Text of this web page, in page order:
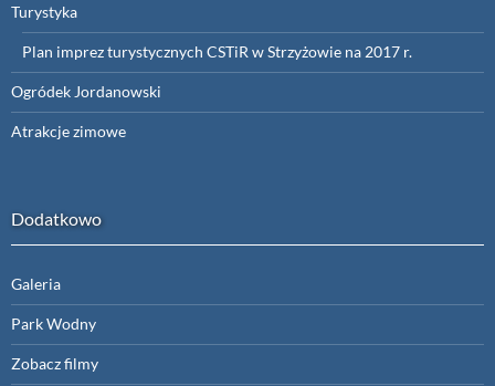
Turystyka
Plan imprez turystycznych CSTiR w Strzyżowie na 2017 r.
Ogródek Jordanowski
Atrakcje zimowe
Dodatkowo
Galeria
Park Wodny
Zobacz filmy